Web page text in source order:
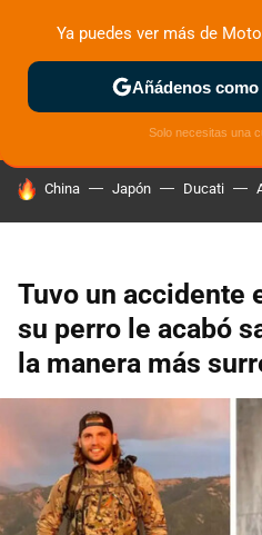
ZONA DE PRUEBAS
HOY SE HABLA DE
China Japón Ducati
Tuvo un accidente
su perro le acabó
la manera más
Ya puedes ver más de
Añádenos
Solo necesitas una